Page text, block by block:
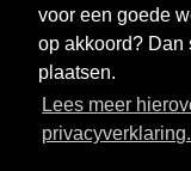
voor een goede
op akkoord? Dan
plaatsen.
Lees meer
privacyverklaring.
Ma t/m Vr 9:00 -